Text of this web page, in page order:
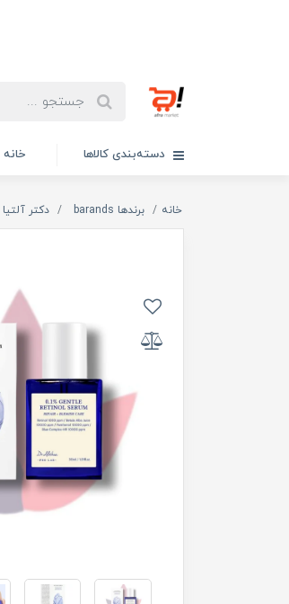
دسته‌بندی کالاها خانه
خانه برندها barands دکتر آلتیا dr-althea